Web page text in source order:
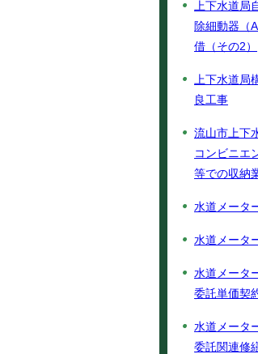
上下水道局
除細動器（
借（その2）
上下水道局
良工事
流山市上下
コンビニエ
等での収納
水道メータ
水道メータ
水道メータ
委託単価契
水道メータ
委託関連修